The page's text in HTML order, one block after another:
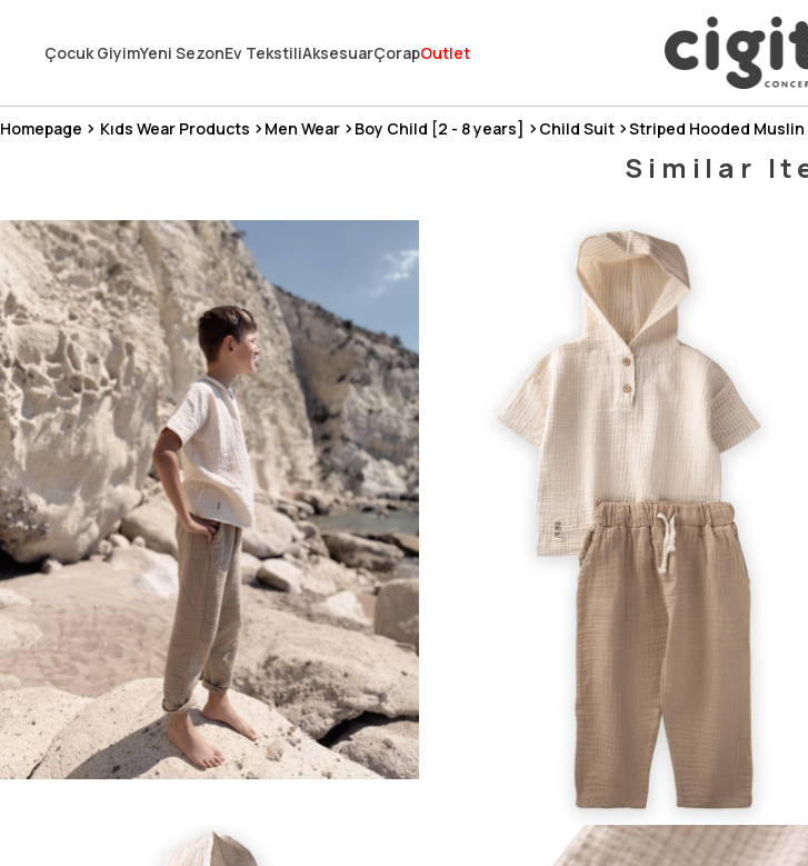
300₺ ve Üzeri Alışverişlerde Kargo Ücretsiz !
Koşulsuz Şartsız İade İmkanı
Çocuk GiyimYeni SezonEv TekstiliAksesuarÇorapOutlet
Homepage Kıds Wear Products Men Wear Boy Child [2 - 8 years] Child Suit Striped Hooded Muslin
Similar